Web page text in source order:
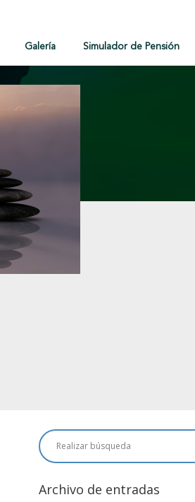
Galería Simulador de Pensión
Archivo de entradas